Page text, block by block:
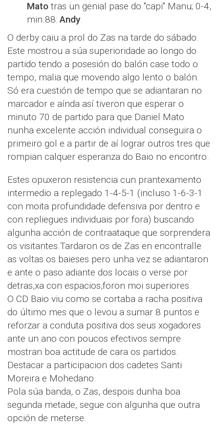
Mato tras un genial pase do "capi" Manu; 0-4,
min.88:Andy.
O derby caiu a prol do Zas na tarde do sábado.
Este mostrou a súa superioridade ao longo do
partido tendo a posesión do balón case todo o
tempo, malia que movendo algo lento o balón.
Só era cuestión de tempo que se adiantaran no
marcador e aínda así tiveron que esperar o
minuto 70 de partido para que Daniel Mato
nunha excelente acción individual conseguira o
primeiro gol e a partir de aí lograr outros tres que
rompian calquer esperanza do Baio no encontro.
Estes opuxeron resistencia cun prantexamento
intermedio a replegado 1-4-5-1 (incluso 1-6-3-1
con moita profundidade defensiva por dentro e
con repliegues individuais por fora) buscando
algunha acción de contraataque que sorprendera
os visitantes.Tardaron os de Zas en encontralle
as voltas os baieses pero unha vez se adiantaron
e ante o paso adiante dos locais o verse por
detras,xa con espacios,foron moi superiores.
O CD Baio viu como se cortaba a racha positiva
do último mes que o levou a sumar 8 puntos e
reforzar a conduta positiva dos seus xogadores
ante un ano con poucos efectivos sempre
mostran boa actitude de cara os partidos.
Destacar a participacion dos cadetes Santi
Moreira e Mohedano.
Pola súa banda, o Zas, despois dunha boa
segunda metade, segue con algunha que outra
opción de meterse.